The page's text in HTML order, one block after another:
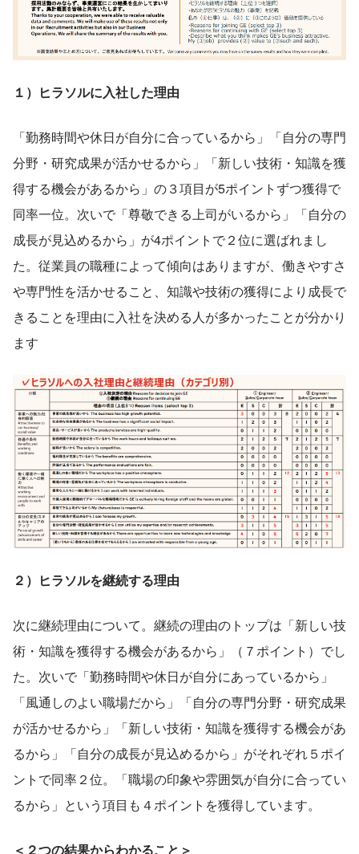
１）ヒラソルに入社した理由
「勤務時間や休日が自分に合っているから」「自分の専門
分野・研究成果が活かせるから」「新しい技術・知識を獲
得する機会があるから」の３項目が5ポイントずつ獲得で
同率一位。次いで「尊敬できる上司がいるから」「自分の
成長が見込めるから」が4ポイントで２位に選ばれまし
た。従業員の職種によって傾向はありますが、働きやすさ
や専門性を活かせること、知識や技術の獲得により成長で
きることを理由に入社を決める人が多かったことが分かり
ます
２）ヒラソルを継続する理由
次に継続理由について。継続の理由のトップは「新しい技
術・知識を獲得する機会があるから」（７ポイント）でし
た。次いで「勤務時間や休日が自分にあっているから」
「風通しのよい職場だから」「自分の専門分野・研究成果
が活かせるから」「新しい技術・知識を獲得する機会があ
るから」「自分の成長が見込めるから」がそれぞれ５ポイ
ントで同率２位。「職場の印象や雰囲気が自分に合ってい
るから」という項目も４ポイントを獲得しています。
＜２つの結果からわかること＞